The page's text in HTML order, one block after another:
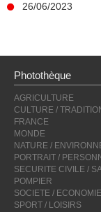
26/06/2023
Photothèque
AGRICULTURE
CULTURE /
FRANCE
MONDE
NATURE /
PORTRAIT /
SECURITE CIVILE /
POMPIER
SOCIETE / ECONOMIE
SPORT / LOISIRS